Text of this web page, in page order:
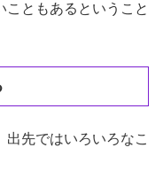
ともあるということ
先ではいろいろなこ